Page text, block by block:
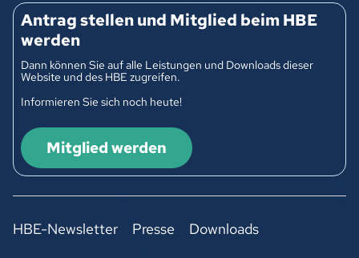
Antrag stellen und Mitglied beim HBE
werden
Dann können Sie auf alle Leistungen und Downloads dieser
Website und des HBE zugreifen.
Informieren Sie sich noch heute!
Mitglied werden
HBE-Newsletter Presse Downloads